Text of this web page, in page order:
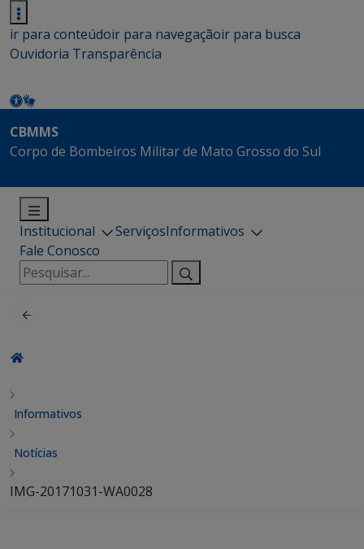
ir para conteúdoir para navegaçãoir para busca
Ouvidoria Transparência
CBMMS
Corpo de Bombeiros Militar de Mato Grosso do Sul
Institucional ServiçosInformativos
Fale Conosco
Pesquisar
por:
Informativos
Notícias
IMG-20171031-WA0028